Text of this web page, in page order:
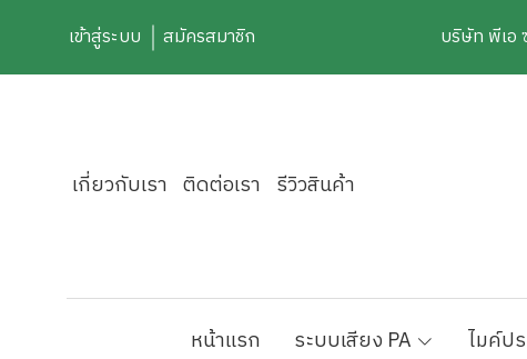
เข้าสู่ระบบ สมัครสมาชิก บริษัท พีเอ
เกี่ยวกับเรา ติดต่อเรา รีวิวสินค้า
หน้าแรก ระบบเสียง PA ไมค์ป